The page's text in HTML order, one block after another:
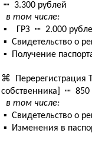
┉ 3.300 рублей
в том числе:
▪ ГРЗ ┉ 2.000
▪ Свидетельство о
▪ Получение
⌘ Перерегистрация
собственника] ┉ 850
в том числе:
▪ Свидетельство о
▪ Изменения в